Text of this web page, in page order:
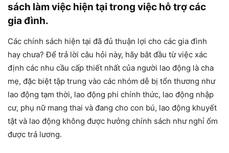
sách làm việc hiện tại trong việc hỗ trợ các
gia đình.
Các chính sách hiện tại đã đủ thuận lợi cho các gia đình
hay chưa? Để trả lời câu hỏi này, hãy bắt đầu từ việc xác
định các nhu cầu cấp thiết nhất của người lao động là cha
mẹ, đặc biệt tập trung vào các nhóm dễ bị tổn thương như
lao động tạm thời, lao động phi chính thức, lao động nhập
cư, phụ nữ mang thai và đang cho con bú, lao động khuyết
tật và lao động không được hưởng chính sách như nghỉ ốm
được trả lương.